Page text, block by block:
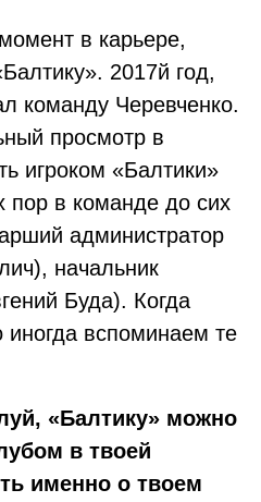
в карьере,
2017й год,
команду Черевченко.
просмотр в
игроком «Балтики»
пор в команде до сих
администратор
начальник
Буда). Когда
вспоминаем те
«Балтику» можно
в твоей
именно о твоем